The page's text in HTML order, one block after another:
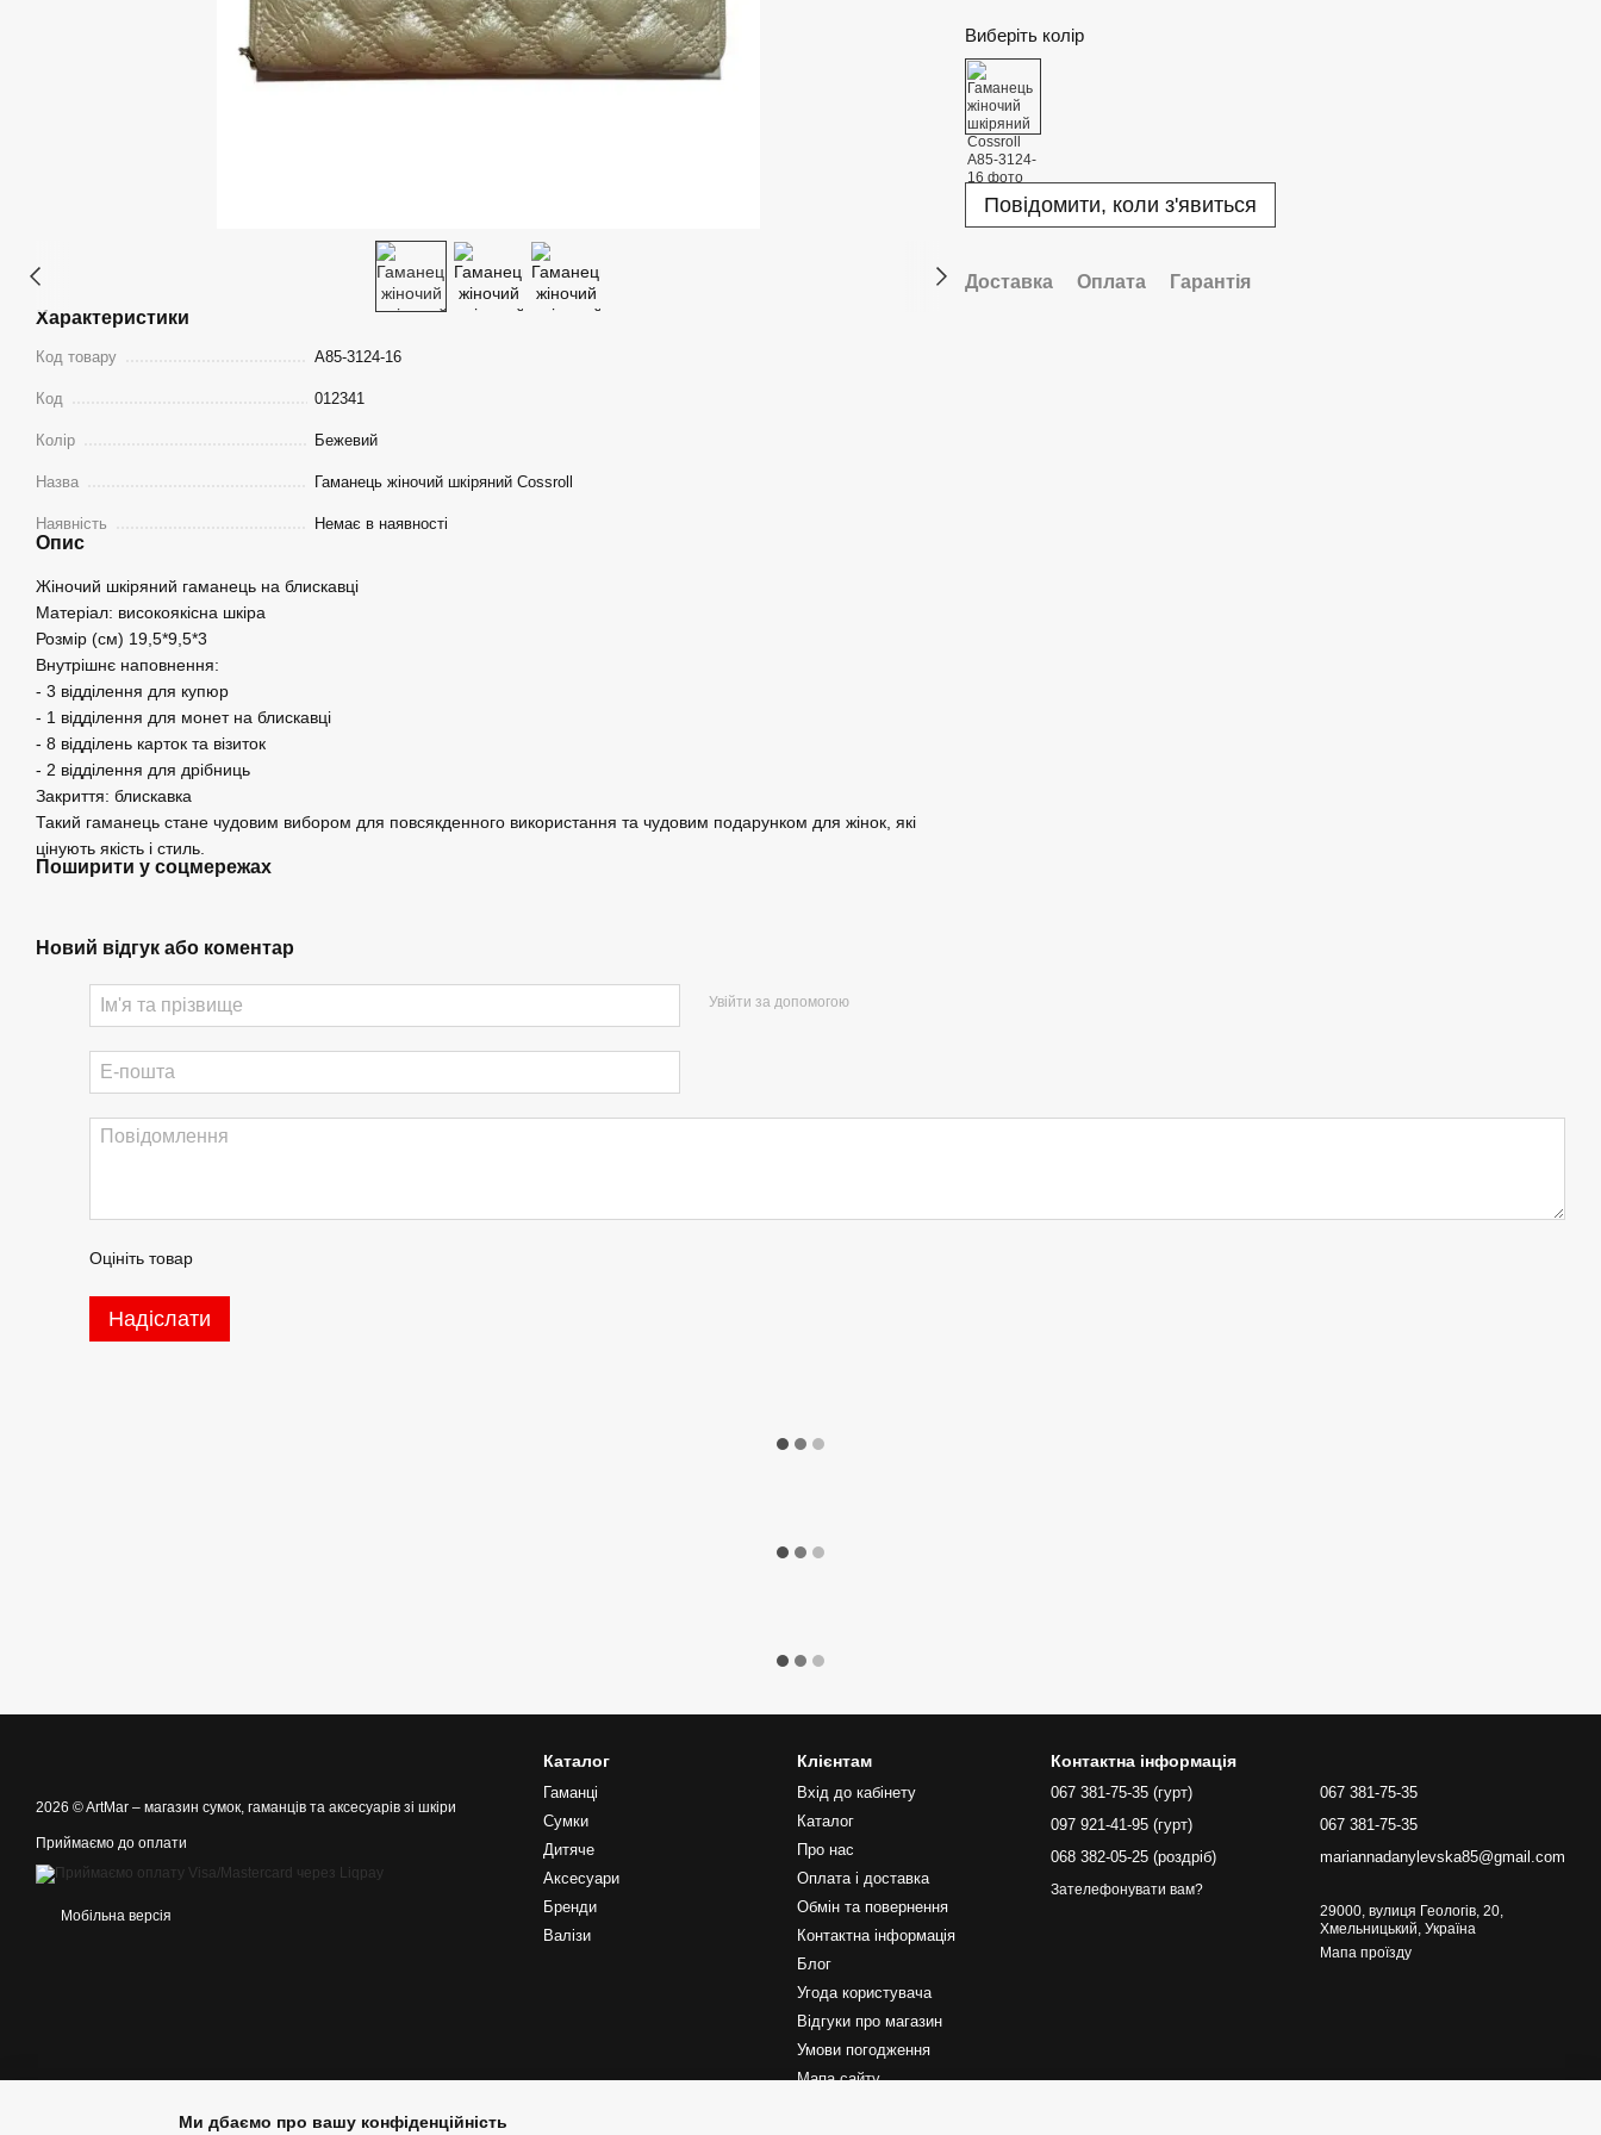
Характеристики
Код товару A85-3124-16
Код 012341
Колір Бежевий
Назва Гаманець жіночий шкіряний Cossroll
Наявність Немає в наявності
Опис
Жіночий шкіряний гаманець на блискавці
Матеріал: високоякісна шкіра
Розмір (см) 19,5*9,5*3
Внутрішнє наповнення:
- 3 відділення для купюр
- 1 відділення для монет на блискавці
- 8 відділень карток та візиток
- 2 відділення для дрібниць
Закриття: блискавка
Такий гаманець стане чудовим вибором для повсякденного використання та чудовим подарунком для жінок, які
цінують якість і стиль.
Поширити у соцмережах
Виберіть колір
Повідомити, коли з'явиться
Доставка Оплата Гарантія
Новий відгук або коментар
Увійти за допомогою
Оцініть товар
Надіслати
2026 © ArtMar – магазин сумок, гаманців та аксесуарів зі шкіри
Приймаємо до оплати
Мобільна версія
Каталог
Гаманці
Сумки
Дитяче
Аксесуари
Бренди
Валізи
Клієнтам
Вхід до кабінету
Каталог
Про нас
Оплата і доставка
Обмін та повернення
Контактна інформація
Блог
Угода користувача
Відгуки про магазин
Умови погодження
Мапа сайту
Контактна інформація
067 381-75-35 (гурт)
097 921-41-95 (гурт)
068 382-05-25 (роздріб)
Зателефонувати вам?
067 381-75-35
067 381-75-35
mariannadanylevska85@gmail.com
29000, вулиця Геологів, 20,
Хмельницький, Україна
Мапа проїзду
Ми дбаємо про вашу конфіденційність